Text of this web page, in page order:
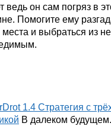
ведь он сам погряз в
Помогите ему
места и выбраться из
1.4 Стратегия с
В далеком